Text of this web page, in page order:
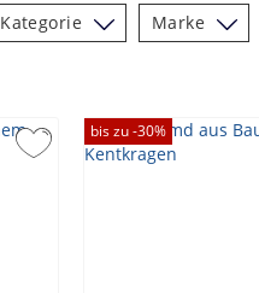
Kategorie Marke
bis zu -30%